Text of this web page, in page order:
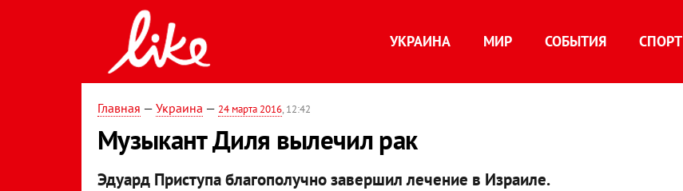
УКРАИНА МИР СОБЫТИЯ СПОРТ
Главная — Украина — 24 марта 2016, 12:42
Музыкант Диля вылечил рак
Эдуард Приступа благополучно завершил лечение в Израиле.